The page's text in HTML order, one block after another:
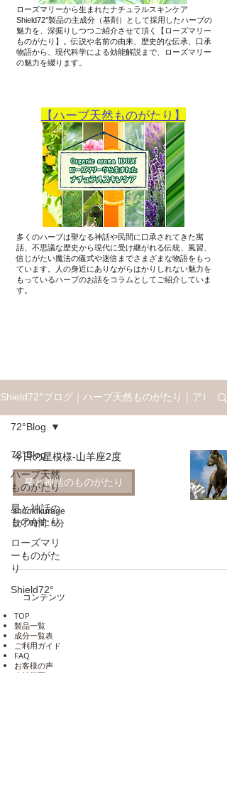
ローズマリーから生まれたナチュラルスキンケア
Shield72°製品の主成分（基剤）として採用したハーブの
魅力を、深掘りしつつご紹介させて頂く【ローズマリー
ものがたり】。伝説や名前の由来、歴史的な伝承、口承
物語から、現代科学による効能解説まで、ローズマリー
の魅力を綴ります。
【ハーブ天然ものがたり】
多くのハーブは聖なる神話や民間に口承されてきた寓
話、不思議な歴史から現代に受け継がれる伝統、風習、
信じがたい魔法の儀式や迷信までさまざまな物語をもっ
ています。人の身近にありながらはかりしれない魅力を
もっているハーブのお話を​コラムとしてご紹介していま
す。
Shield72°ブログ｜ハーブ天然ものがたり｜アロマ
72°Blog
ハーブ天然
ものがたり
星と神話の
ものがたり
ローズマリ
ーものがた
り
Shield72°
72°Blog
今日の星模様-山羊座2度
星と神話のものがたり
shirokikurage
読了時間: 6分
コンテンツ
TOP
製品一覧
成分一覧表
​ご利用ガイド
​FAQ
​お客様の声
​会社概要